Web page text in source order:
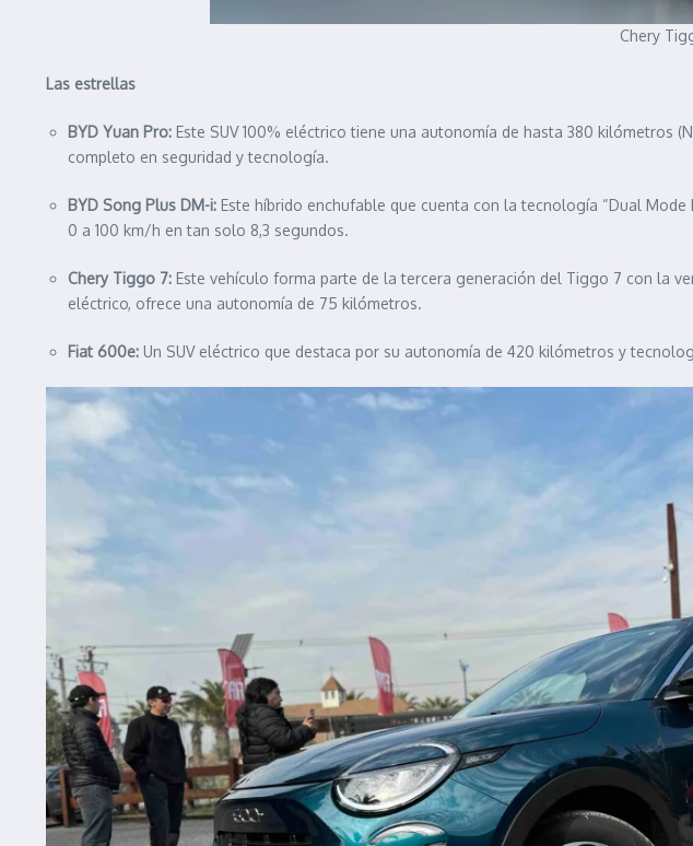
Chery
Las estrellas
BYD Yuan Pro: Este SUV 100% eléctrico tiene una autonomía de hasta 380 kilómetros
completo en seguridad y tecnología.
BYD Song Plus DM-i: Este híbrido enchufable que cuenta con la tecnología “Dual
0 a 100 km/h en tan solo 8,3 segundos.
Chery Tiggo 7: Este vehículo forma parte de la tercera generación del Tiggo 7 con la
eléctrico, ofrece una autonomía de 75 kilómetros.
Fiat 600e: Un SUV eléctrico que destaca por su autonomía de 420 kilómetros y